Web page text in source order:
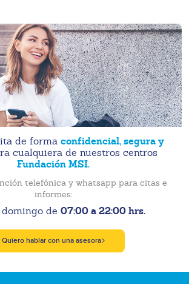
de forma confidencial, segura y
cualquiera de nuestros centros
Fundación MSI.
telefónica y whatsapp para citas e
informes:
de 07:00 a 22:00 hrs.
Quiero hablar con una asesora